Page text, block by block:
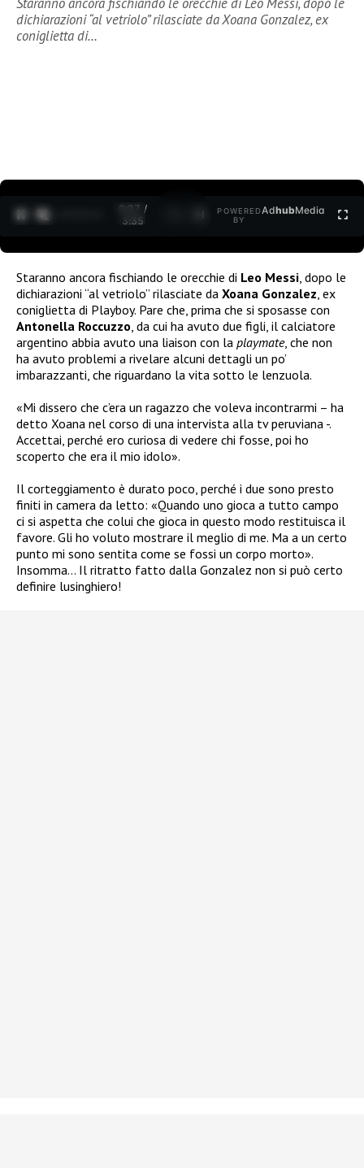
dichiarazioni “al vetriolo” rilasciate da Xoana Gonzalez, ex
coniglietta di…
0:28 /
3:35
POWERED
BY
AdhubMedia
Staranno ancora fischiando le orecchie di Leo Messi , dopo le
dichiarazioni “al vetriolo” rilasciate da Xoana Gonzalez , ex
coniglietta di Playboy. Pare che, prima che si sposasse con
Antonella Roccuzzo , da cui ha avuto due figli, il calciatore
argentino abbia avuto una liaison con la playmate, che non
ha avuto problemi a rivelare alcuni dettagli un po’
imbarazzanti, che riguardano la vita sotto le lenzuola.
«Mi dissero che c’era un ragazzo che voleva incontrarmi – ha
detto Xoana nel corso di una intervista alla tv peruviana -.
Accettai, perché ero curiosa di vedere chi fosse, poi ho
scoperto che era il mio idolo».
Il corteggiamento è durato poco, perché i due sono presto
finiti in camera da letto: «Quando uno gioca a tutto campo
ci si aspetta che colui che gioca in questo modo restituisca il
favore. Gli ho voluto mostrare il meglio di me. Ma a un certo
punto mi sono sentita come se fossi un corpo morto».
Insomma… Il ritratto fatto dalla Gonzalez non si può certo
definire lusinghiero!